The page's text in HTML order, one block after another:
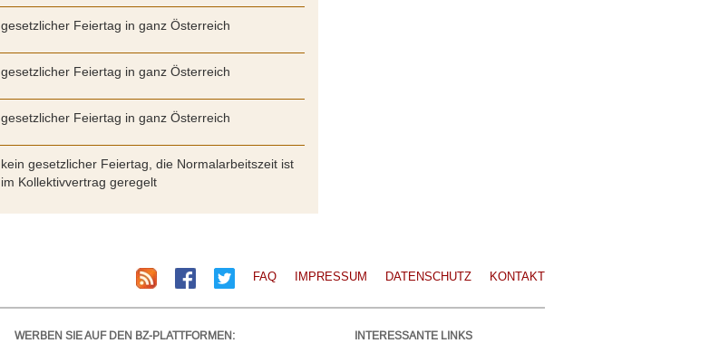
gesetzlicher Feiertag in ganz Österreich
gesetzlicher Feiertag in ganz Österreich
gesetzlicher Feiertag in ganz Österreich
kein gesetzlicher Feiertag, die Normalarbeitszeit ist
im Kollektivvertrag geregelt
FAQ IMPRESSUM DATENSCHUTZ KONTAKT
WERBEN SIE AUF DEN BZ-PLATTFORMEN:
INTERESSANTE LINKS